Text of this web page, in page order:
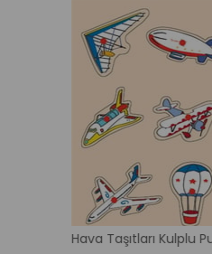
Hava Taşıtları Kulplu Puzzle